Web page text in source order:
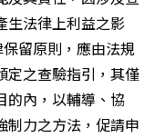
生法律上利益之影
留原則，應由法規
定之查驗指引，其僅
的內，以輔導、協
制力之方法，促請申